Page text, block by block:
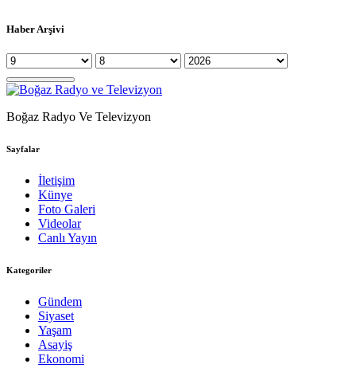
Haber Arşivi
Boğaz Radyo Ve Televizyon
Sayfalar
İletişim
Künye
Foto Galeri
Videolar
Canlı Yayın
Kategoriler
Gündem
Siyaset
Yaşam
Asayiş
Ekonomi